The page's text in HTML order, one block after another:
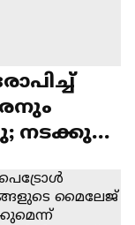
നടക്കുന്ന